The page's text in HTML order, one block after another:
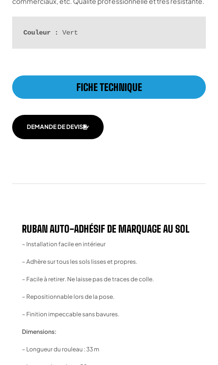
Couleur : Vert
FICHE TECHNIQUE
DEMANDE DE DEVIS
RUBAN AUTO-ADHÉSIF DE MARQUAGE AU SOL
– Installation facile en intérieur
– Adhère sur tous les sols lisses et propres.
– Facile à retirer. Ne laisse pas de traces de colle.
– Repositionnable lors de la pose.
– Finition impeccable sans bavures.
Dimensions:
– Longueur du rouleau : 33 m